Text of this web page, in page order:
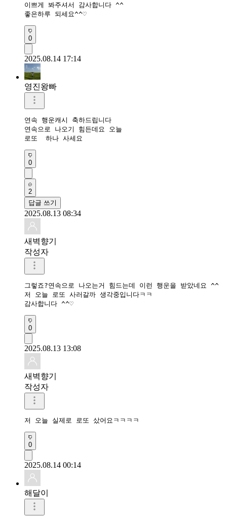
이쁘게 봐주셔서 감사합니다 ^^
좋은하루 되세요^^♡
0
2025.08.14 17:14
영진왕빠
연속 행운캐시 축하드립니다
연속으로 나오기 힘든데요 오늘
로또  하나 사세요
0
2
답글 쓰기
2025.08.13 08:34
새벽향기
작성자
그렇죠?연속으로 나오는거 힘드는데 이런 행운을 받았네요 ^^
저 오늘 로또 사러갈까 생각중입니다ㅋㅋ
감사합니다 ^^♡
0
2025.08.13 13:08
새벽향기
작성자
저 오늘 실제로 로또 샀어요ㅋㅋㅋㅋ
0
2025.08.14 00:14
해달이